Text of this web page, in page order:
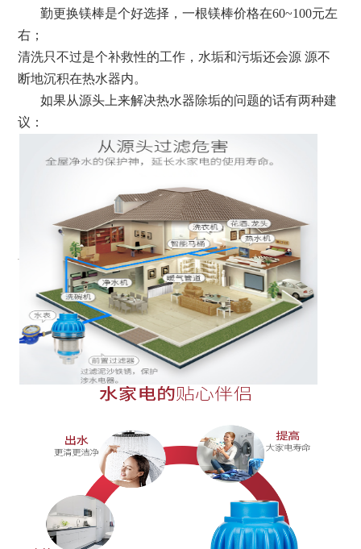
勤更换镁棒是个好选择，一根镁棒价格在60~100元左
右；
清洗只不过是个补救性的工作，水垢和污垢还会源 源不
断地沉积在热水器内。
如果从源头上来解决热水器除垢的问题的话有两种建
议：